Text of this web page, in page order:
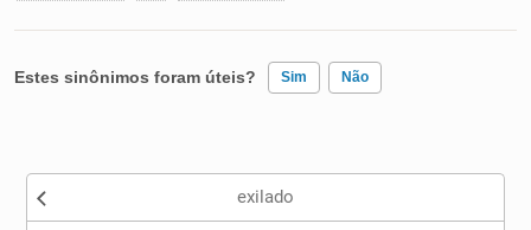
Estes sinônimos foram úteis? Sim Não
Nenhum dos sinônimos apresentados me ajudou
exilado